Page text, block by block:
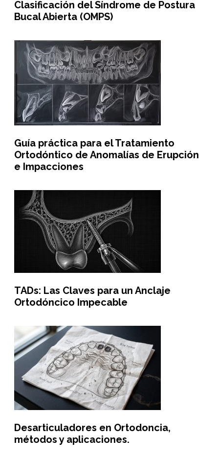
Clasificación del Síndrome de Postura
Bucal Abierta (OMPS)
Guía práctica para el Tratamiento
Ortodóntico de Anomalías de Erupción
e Impacciones
TADs: Las Claves para un Anclaje
Ortodóncico Impecable
Desarticuladores en Ortodoncia,
métodos y aplicaciones.